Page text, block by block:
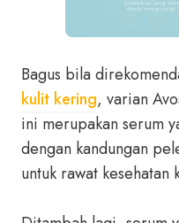
Bagus bila
kulit kering, varian
ini merupakan serum
dengan kandungan
untuk rawat kesehatan